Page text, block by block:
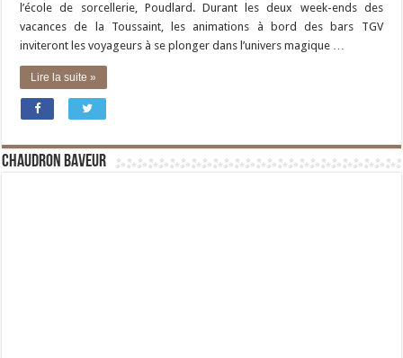
l’école de sorcellerie, Poudlard. Durant les deux week-ends des
vacances de la Toussaint, les animations à bord des bars TGV
inviteront les voyageurs à se plonger dans l’univers magique …
Lire la suite »
Chaudron Baveur